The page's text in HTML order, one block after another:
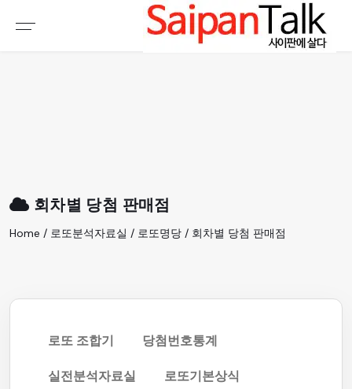
회차별 당첨 판매점
Home / 로또분석자료실 / 로또명당 / 회차별 당첨 판매점
로또 조합기
당첨번호통계
실전분석자료실
로또기본상식
여행정보
생활정보
갤러리 & 동영상